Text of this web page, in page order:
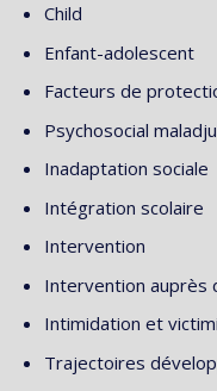
Child
Enfant-adolescent
Facteurs de
Psychosocial
Inadaptation sociale
Intégration scolaire
Intervention
Intervention auprès
Intimidation et
Trajectoires